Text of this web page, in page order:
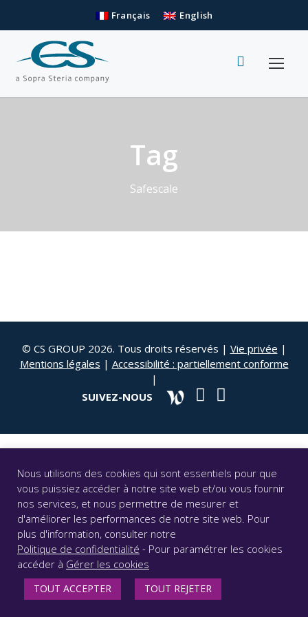
Français English
Tag
Safescale
© CS GROUP 2026. Tous droits réservés | Vie privée |
Mentions légales | Accessibilité : partiellement conforme
|
SUIVEZ-NOUS
Nous utilisons des cookies qui sont essentiels pour que
vous puissiez accéder à notre site web et/ou vous fournir
nos services, et nous permettre de mesurer et
d'améliorer les performances de notre site web. Pour
plus d'information, consulter notre
Politique de confidentialité - Pour paramétrer les cookies
accéder à Gérer les cookies
TOUT ACCEPTER TOUT REJETER